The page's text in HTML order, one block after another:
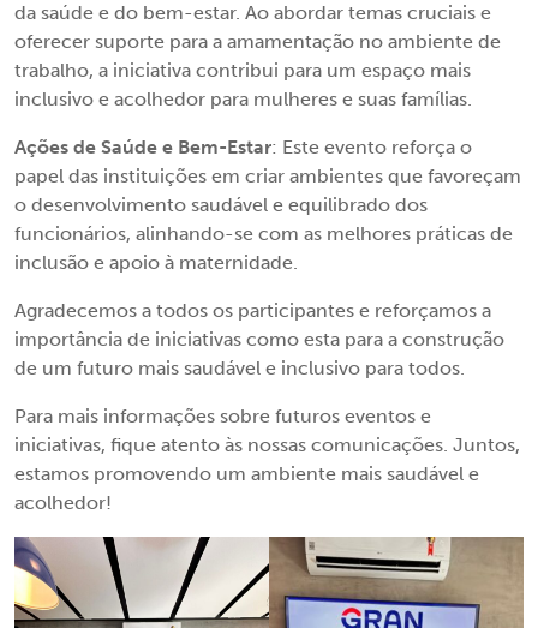
da saúde e do bem-estar. Ao abordar temas cruciais e
oferecer suporte para a amamentação no ambiente de
trabalho, a iniciativa contribui para um espaço mais
inclusivo e acolhedor para mulheres e suas famílias.
Ações de Saúde e Bem-Estar: Este evento reforça o
papel das instituições em criar ambientes que favoreçam
o desenvolvimento saudável e equilibrado dos
funcionários, alinhando-se com as melhores práticas de
inclusão e apoio à maternidade.
Agradecemos a todos os participantes e reforçamos a
importância de iniciativas como esta para a construção
de um futuro mais saudável e inclusivo para todos.
Para mais informações sobre futuros eventos e
iniciativas, fique atento às nossas comunicações. Juntos,
estamos promovendo um ambiente mais saudável e
acolhedor!